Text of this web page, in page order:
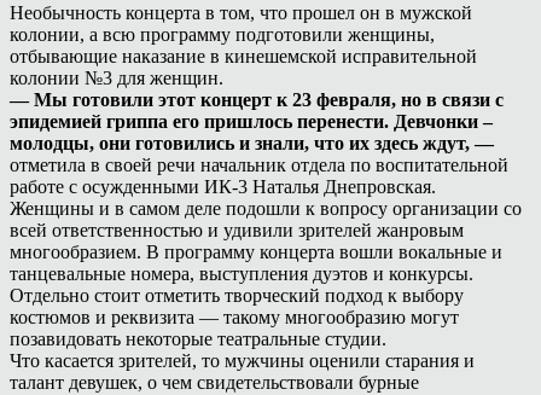
Необычность концерта в том, что прошел он в мужской
колонии, а всю программу подготовили женщины,
отбывающие наказание в кинешемской исправительной
колонии №3 для женщин.
— Мы готовили этот концерт к 23 февраля, но в связи с
эпидемией гриппа его пришлось перенести. Девчонки –
молодцы, они готовились и знали, что их здесь ждут, —
отметила в своей речи начальник отдела по воспитательной
работе с осужденными ИК-3 Наталья Днепровская.
Женщины и в самом деле подошли к вопросу организации со
всей ответственностью и удивили зрителей жанровым
многообразием. В программу концерта вошли вокальные и
танцевальные номера, выступления дуэтов и конкурсы.
Отдельно стоит отметить творческий подход к выбору
костюмов и реквизита — такому многообразию могут
позавидовать некоторые театральные студии.
Что касается зрителей, то мужчины оценили старания и
талант девушек, о чем свидетельствовали бурные